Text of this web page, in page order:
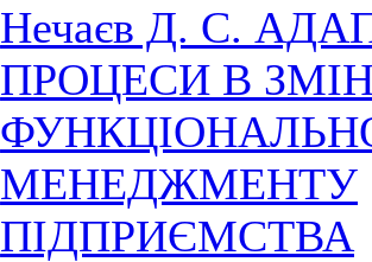
Нечаєв Д. С.
ПРОЦЕСИ В
МЕНЕДЖМЕНТУ
ПІДПРИЄМСТВА